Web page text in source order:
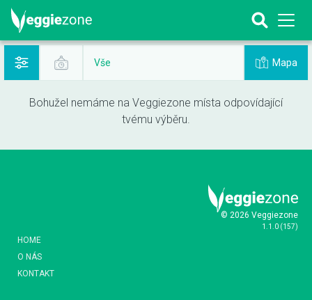
Vše Mapa
Bohužel nemáme na Veggiezone místa odpovídající
tvému výběru.
© 2026 Veggiezone
1.1.0 (157)
HOME
O NÁS
KONTAKT